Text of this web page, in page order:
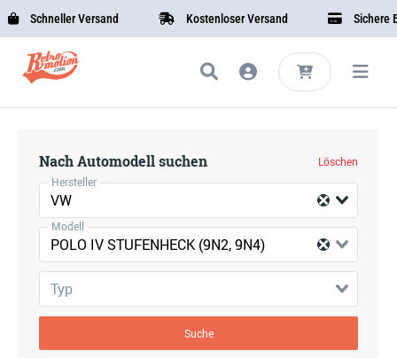
Schneller Versand Kostenloser Versand Sichere
Nach Automodell suchen
Löschen
Hersteller
VW
Modell
POLO IV STUFENHECK (9N2, 9N4)
Typ
Suche